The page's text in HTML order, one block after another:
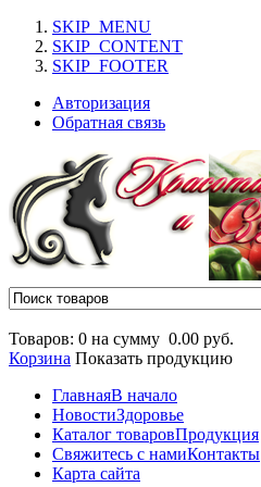
SKIP_MENU
SKIP_CONTENT
SKIP_FOOTER
Авторизация
Обратная связь
Товаров: 0 на сумму 0.00 руб.
Корзина Показать продукцию
ГлавнаяВ начало
НовостиЗдоровье
Каталог товаровПродукция
Свяжитесь с намиКонтакты
Карта сайта